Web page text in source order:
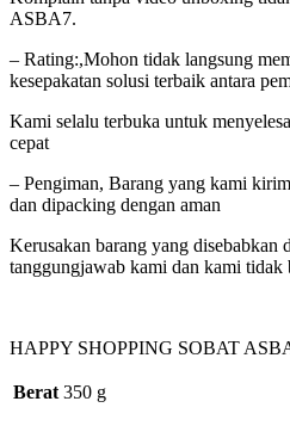
ASBA7.
– Rating:,Mohon tidak langsung
kesepakatan solusi terbaik antara
Kami selalu terbuka untuk
cepat
– Pengiman, Barang yang kami
dan dipacking dengan aman
Kerusakan barang yang disebabkan
tanggungjawab kami dan kami tidak
HAPPY SHOPPING SOBAT
Berat 350 g